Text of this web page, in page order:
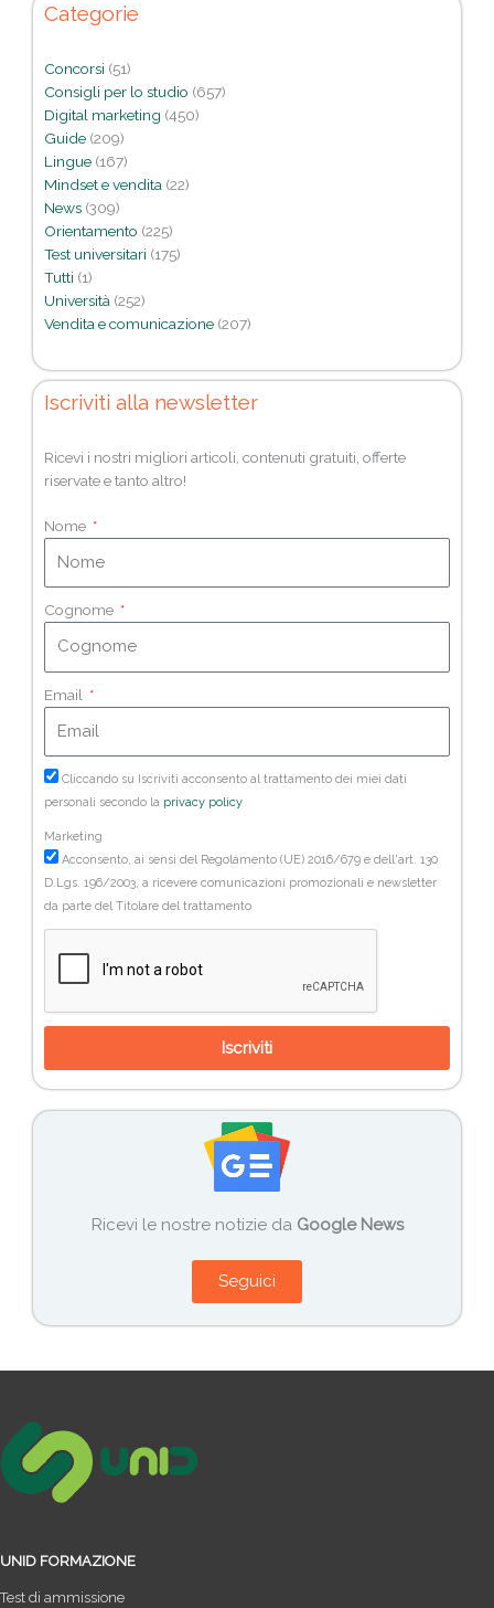
Categorie
Concorsi (51)
Consigli per lo studio (657)
Digital marketing (450)
Guide (209)
Lingue (167)
Mindset e vendita (22)
News (309)
Orientamento (225)
Test universitari (175)
Tutti (1)
Università (252)
Vendita e comunicazione (207)
Iscriviti alla newsletter
Ricevi i nostri migliori articoli, contenuti gratuiti, offerte
riservate e tanto altro!
Nome
Cognome
Email
Cliccando su Iscriviti acconsento al trattamento dei miei dati
personali secondo la privacy policy
Marketing
Acconsento, ai sensi del Regolamento (UE) 2016/679 e dell'art. 130
D.Lgs. 196/2003, a ricevere comunicazioni promozionali e newsletter
da parte del Titolare del trattamento
Iscriviti
Ricevi le nostre notizie da Google News
Seguici
UNID FORMAZIONE
Test di ammissione